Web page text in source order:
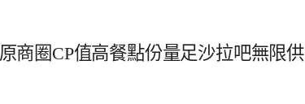
商圈CP值高餐點份量足沙拉吧無限供